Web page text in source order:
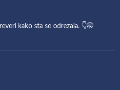
kako sta se odrezala. 👇🤭